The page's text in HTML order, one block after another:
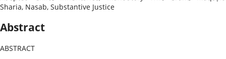
Sharia, Nasab, Substantive Justice
Abstract
ABSTRACT